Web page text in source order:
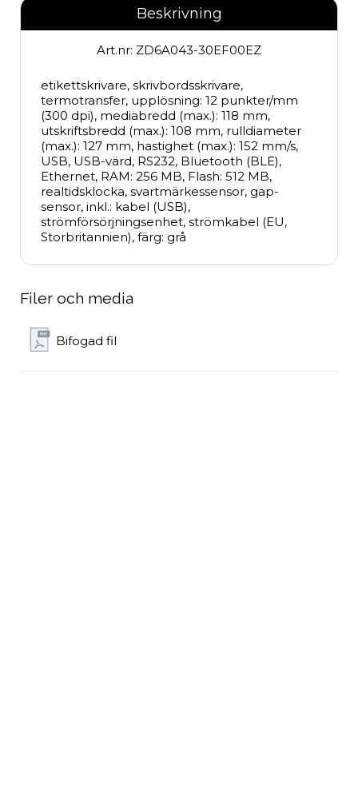
Beskrivning
Art.nr: ZD6A043-30EF00EZ
etikettskrivare, skrivbordsskrivare,
termotransfer, upplösning: 12 punkter/mm
(300 dpi), mediabredd (max.): 118 mm,
utskriftsbredd (max.): 108 mm, rulldiameter
(max.): 127 mm, hastighet (max.): 152 mm/s,
USB, USB-värd, RS232, Bluetooth (BLE),
Ethernet, RAM: 256 MB, Flash: 512 MB,
realtidsklocka, svartmärkessensor, gap-
sensor, inkl.: kabel (USB),
strömförsörjningsenhet, strömkabel (EU,
Storbritannien), färg: grå
Filer och media
Bifogad fil